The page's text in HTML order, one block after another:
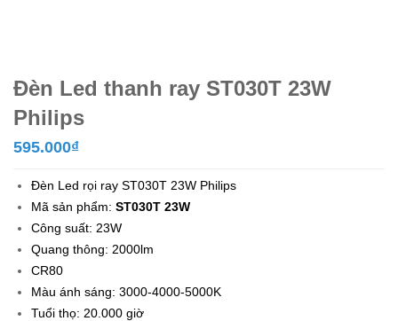
Đèn Led thanh ray ST030T 23W
Philips
595.000₫
Đèn Led rọi ray ST030T 23W Philips
Mã sản phẩm: ST030T 23W
Công suất: 23W
Quang thông: 2000lm
CR80
Màu ánh sáng: 3000-4000-5000K
Tuổi thọ: 20.000 giờ